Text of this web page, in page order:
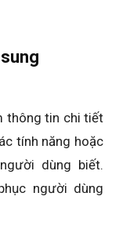
thông tin chi tiết
tính năng hoặc
dùng biết.
người dùng